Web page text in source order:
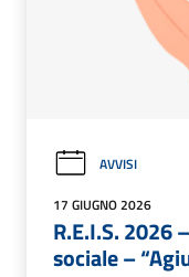
AVVISI
17 GIUGNO 2026
R.E.I.S. 2026
sociale –